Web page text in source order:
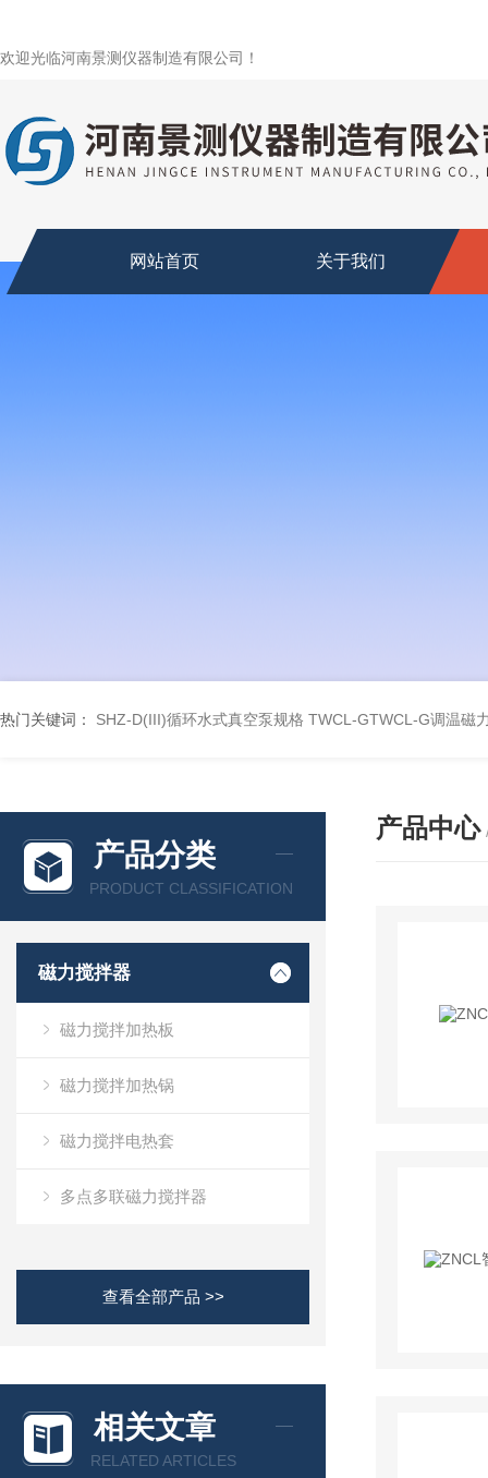
欢迎光临河南景测仪器制造有限公司！
网站首页 关于我们
热门关键词： SHZ-D(III)循环水式真空泵规格 TWCL-GTWCL-G调温磁
产品分类
PRODUCT CLASSIFICATION
磁力搅拌器
磁力搅拌加热板
磁力搅拌加热锅
磁力搅拌电热套
多点多联磁力搅拌器
查看全部产品 >>
相关文章
RELATED ARTICLES
产品中心